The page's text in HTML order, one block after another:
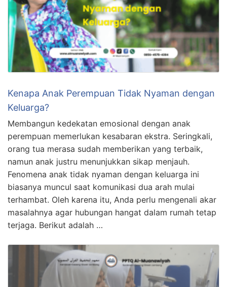
Kenapa Anak Perempuan Tidak Nyaman dengan
Keluarga?
Membangun kedekatan emosional dengan anak
perempuan memerlukan kesabaran ekstra. Seringkali,
orang tua merasa sudah memberikan yang terbaik,
namun anak justru menunjukkan sikap menjauh.
Fenomena anak tidak nyaman dengan keluarga ini
biasanya muncul saat komunikasi dua arah mulai
terhambat. Oleh karena itu, Anda perlu mengenali akar
masalahnya agar hubungan hangat dalam rumah tetap
terjaga. Berikut adalah …